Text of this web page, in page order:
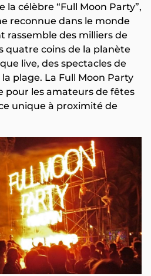
célèbre “Full Moon Party”,
reconnue dans le monde
rassemble des milliers de
quatre coins de la planète
live, des spectacles de
plage. La Full Moon Party
pour les amateurs de fêtes
unique à proximité de